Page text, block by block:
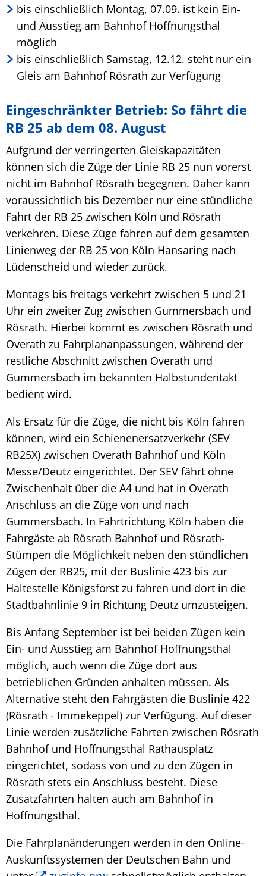
bis einschließlich Montag, 07.09. ist kein Ein-
und Ausstieg am Bahnhof Hoffnungsthal
möglich
bis einschließlich Samstag, 12.12. steht nur ein
Gleis am Bahnhof Rösrath zur Verfügung
Eingeschränkter Betrieb: So fährt die
RB 25 ab dem 08. August
Aufgrund der verringerten Gleiskapazitäten
können sich die Züge der Linie RB 25 nun vorerst
nicht im Bahnhof Rösrath begegnen. Daher kann
voraussichtlich bis Dezember nur eine stündliche
Fahrt der RB 25 zwischen Köln und Rösrath
verkehren. Diese Züge fahren auf dem gesamten
Linienweg der RB 25 von Köln Hansaring nach
Lüdenscheid und wieder zurück.
Montags bis freitags verkehrt zwischen 5 und 21
Uhr ein zweiter Zug zwischen Gummersbach und
Rösrath. Hierbei kommt es zwischen Rösrath und
Overath zu Fahrplananpassungen, während der
restliche Abschnitt zwischen Overath und
Gummersbach im bekannten Halbstundentakt
bedient wird.
Als Ersatz für die Züge, die nicht bis Köln fahren
können, wird ein Schienenersatzverkehr (SEV
RB25X) zwischen Overath Bahnhof und Köln
Messe/Deutz eingerichtet. Der SEV fährt ohne
Zwischenhalt über die A4 und hat in Overath
Anschluss an die Züge von und nach
Gummersbach. In Fahrtrichtung Köln haben die
Fahrgäste ab Rösrath Bahnhof und Rösrath-
Stümpen die Möglichkeit neben den stündlichen
Zügen der RB25, mit der Buslinie 423 bis zur
Haltestelle Königsforst zu fahren und dort in die
Stadtbahnlinie 9 in Richtung Deutz umzusteigen.
Bis Anfang September ist bei beiden Zügen kein
Ein- und Ausstieg am Bahnhof Hoffnungsthal
möglich, auch wenn die Züge dort aus
betrieblichen Gründen anhalten müssen. Als
Alternative steht den Fahrgästen die Buslinie 422
(Rösrath - Immekeppel) zur Verfügung. Auf dieser
Linie werden zusätzliche Fahrten zwischen Rösrath
Bahnhof und Hoffnungsthal Rathausplatz
eingerichtet, sodass von und zu den Zügen in
Rösrath stets ein Anschluss besteht. Diese
Zusatzfahrten halten auch am Bahnhof in
Hoffnungsthal.
Die Fahrplanänderungen werden in den Online-
Auskunftssystemen der Deutschen Bahn und